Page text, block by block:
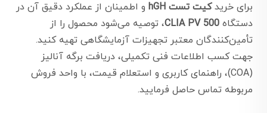
برای خریدکیت تست hGH
و اطمینان از عملکرد دقیق آن در
دستگاه CLIA PV 500، توصیه می‌شود محصول را از
تأمین‌کنندگان معتبر تجهیزات آزمایشگاهی تهیه کنید.
جهت کسب اطلاعات فنی تکمیلی، دریافت برگه آنالیز
(COA)، راهنمای کاربری و استعلام قیمت، با واحد فروش
مربوطه تماس حاصل فرمایید.